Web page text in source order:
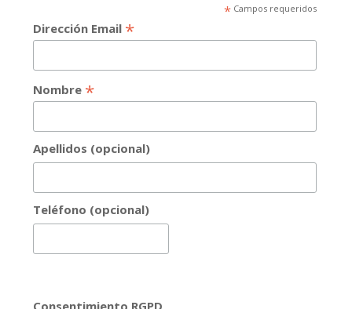
*Campos requeridos
Dirección Email *
Nombre *
Apellidos (opcional)
Teléfono (opcional)
Consentimiento RGPD